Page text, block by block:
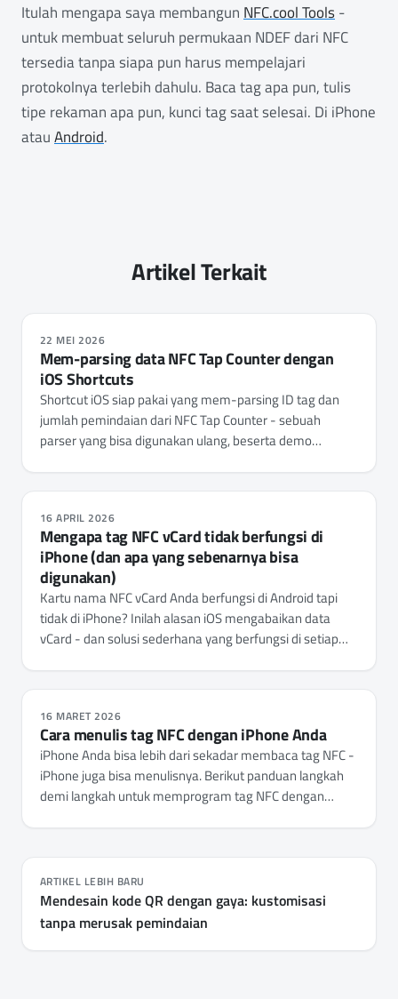
Itulah mengapa saya membangun NFC.cool Tools-
untuk membuat seluruh permukaan NDEF dari NFC
tersedia tanpa siapa pun harus mempelajari
protokolnya terlebih dahulu. Baca tag apa pun, tulis
tipe rekaman apa pun, kunci tag saat selesai. Di iPhone
atauAndroid.
Artikel Terkait
22 MEI 2026
Mem-parsing data NFC Tap Counter dengan
iOS Shortcuts
Shortcut iOS siap pakai yang mem-parsing ID tag dan
jumlah pemindaian dari NFC Tap Counter - sebuah
parser yang bisa digunakan ulang, beserta demo
16 APRIL 2026
Mengapa tag NFC vCard tidak berfungsi di
iPhone (dan apa yang sebenarnya bisa
digunakan)
Kartu nama NFC vCard Anda berfungsi di Android tapi
tidak di iPhone? Inilah alasan iOS mengabaikan data
vCard - dan solusi sederhana yang berfungsi di setiap
16 MARET 2026
Cara menulis tag NFC dengan iPhone Anda
iPhone Anda bisa lebih dari sekadar membaca tag NFC -
iPhone juga bisa menulisnya. Berikut panduan langkah
demi langkah untuk memprogram tag NFC dengan
otomatisasi.
ARTIKEL LEBIH BARU
Mendesain kode QR dengan gaya: kustomisasi
tanpa merusak pemindaian